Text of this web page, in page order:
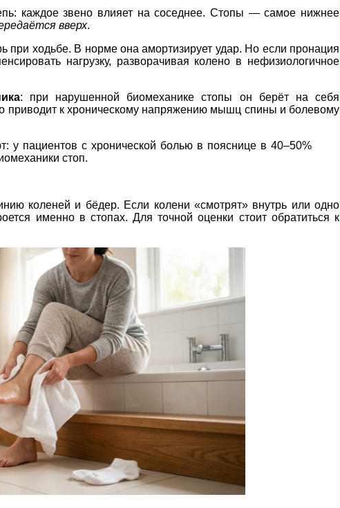
каждое звено влияет на соседнее. Стопы — самое нижнее
вверх.
при ходьбе. В норме она амортизирует удар. Но если пронация
нагрузку, разворачивая колено в нефизиологичное
: при нарушенной биомеханике стопы он берёт на себя
приводит к хроническому напряжению мышц спины и болевому
у пациентов с хронической болью в пояснице в 40–50%
стоп.
коленей и бёдер. Если колени «смотрят» внутрь или одно
именно в стопах. Для точной оценки стоит обратиться к